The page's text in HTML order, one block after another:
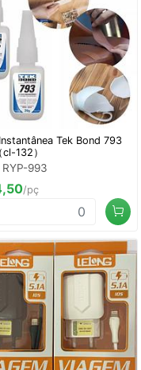
Tek Bond 793
132）
993
/pç